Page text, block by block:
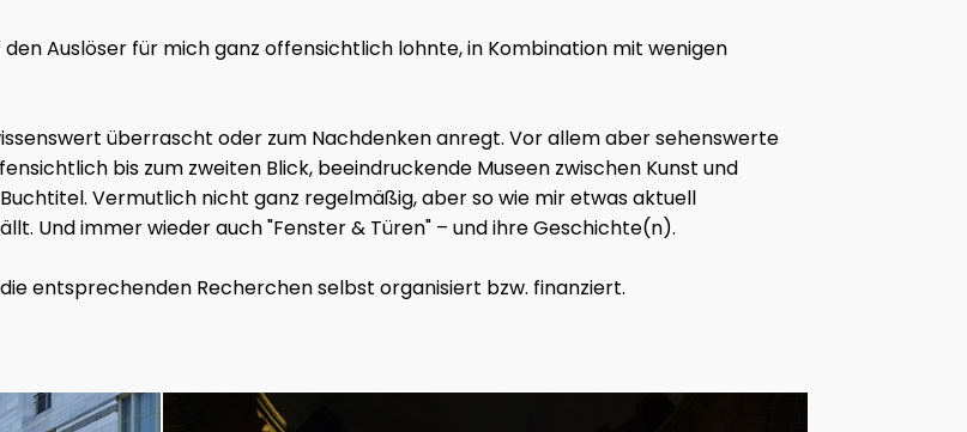
den Auslöser für mich ganz offensichtlich lohnte, in Kombination mit wenigen
überrascht oder zum Nachdenken anregt. Vor allem aber sehenswerte
bis zum zweiten Blick, beeindruckende Museen zwischen Kunst und
Vermutlich nicht ganz regelmäßig, aber so wie mir etwas aktuell
Und immer wieder auch "Fenster & Türen" – und ihre Geschichte(n).
entsprechenden Recherchen selbst organisiert bzw. finanziert.